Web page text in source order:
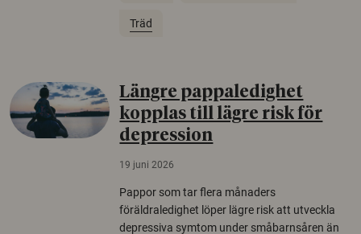
Träd
Längre pappaledighet
kopplas till lägre risk för
depression
19 juni 2026
Pappor som tar flera månaders
föräldraledighet löper lägre risk att utveckla
depressiva symtom under småbarnsåren än